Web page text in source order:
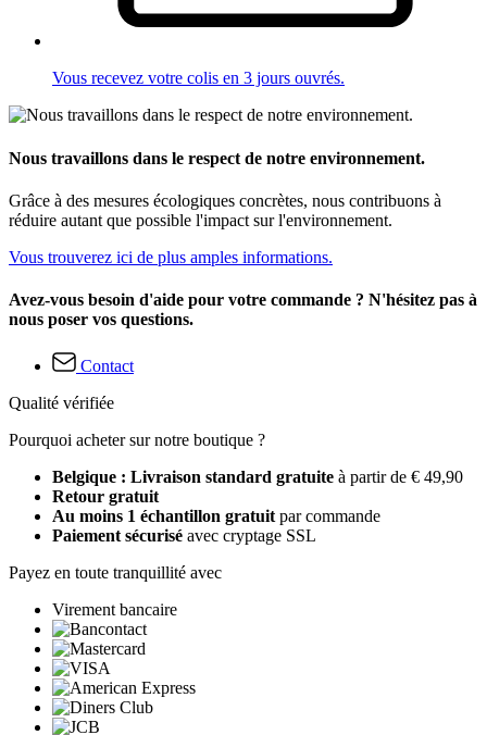
Vous recevez votre colis en 3 jours ouvrés.
Nous travaillons dans le respect de notre environnement.
Grâce à des mesures écologiques concrètes, nous contribuons à
réduire autant que possible l'impact sur l'environnement.
Vous trouverez ici de plus amples informations.
Avez-vous besoin d'aide pour votre commande ? N'hésitez pas à
nous poser vos questions.
Contact
Qualité vérifiée
Pourquoi acheter sur notre boutique ?
Belgique : Livraison standard gratuite à partir de € 49,90
Retour gratuit
Au moins 1 échantillon gratuit par commande
Paiement sécurisé avec cryptage SSL
Payez en toute tranquillité avec
Virement bancaire